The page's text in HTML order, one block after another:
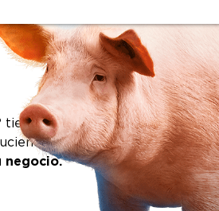
el poder de transformar
en última instancia sus
negocio.